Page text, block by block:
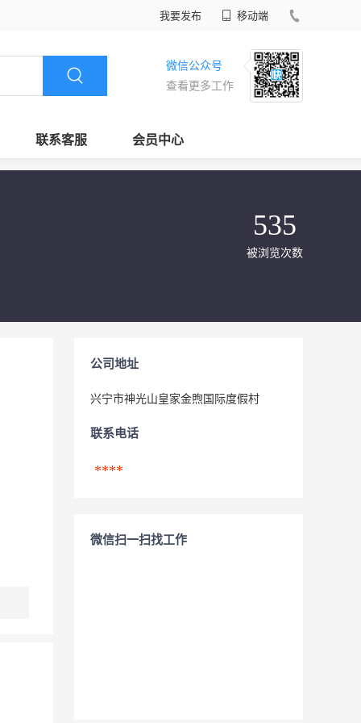
我要发布 移动端
微信公众号
查看更多工作
联系客服 会员中心
535
被浏览次数
公司地址
兴宁市神光山皇家金煦国际度假村
联系电话
****
微信扫一扫找工作